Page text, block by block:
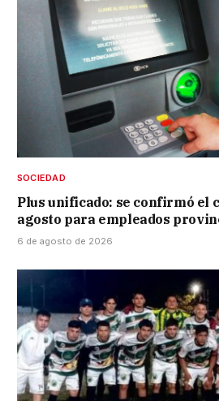
SOCIEDAD
Plus unificado: se confirmó el
agosto para empleados
6 de agosto de 2026